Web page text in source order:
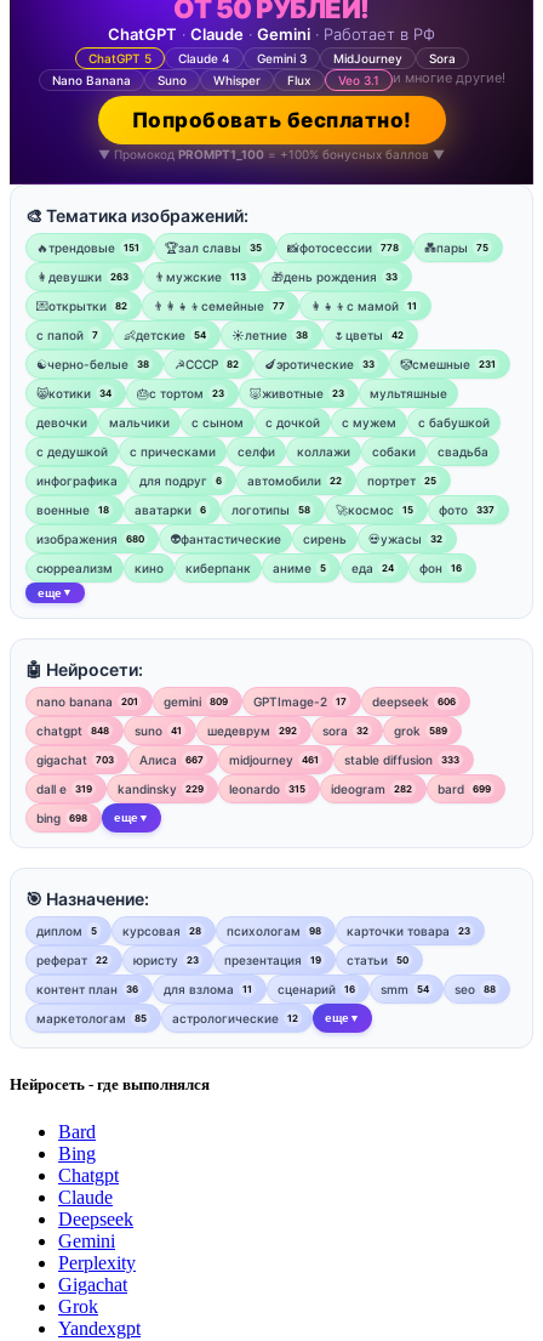
ОТ 50 РУБЛЕЙ!
ChatGPT · Claude · Gemini · Работает в РФ
ChatGPT 5 Claude 4 Gemini 3 MidJourney
Sora
Nano Banana
Suno Whisper Flux Veo 3.1 и многие другие!
Попробовать бесплатно!
▼ Промокод PROMPT1_100 = +100% бонусных баллов ▼
🎨 Тематика изображений:
🔥трендовые 151 🏆зал славы 35 📸фотосессии 778 💑пары 75
👩девушки 263 👨мужские 113 🎁день рождения 33
💌открытки 82 👨‍👩‍👧‍👦семейные 77 👩‍👧‍👦с мамой 11
‍с папой 7 👶детские 54 ☀️летние 38 🌷цветы 42
☯︎черно-белые 38 ☭СССР 82 🍆эротические 33 🤡смешные 231
😸котики 34 🎂с тортом 23 🐷животные 23
мультяшные
девочки
мальчики с сыном с дочкой с мужем
с бабушкой
с дедушкой
с прическами селфи коллажи собаки
свадьба
инфографика
для подруг 6 автомобили 22 портрет 25
военные 18 аватарки 6 логотипы 58 🚀космос 15 фото 337
изображения 680 👽фантастические сирень 💀ужасы 32
сюрреализм кино киберпанк аниме 5 еда 24 фон 16
еще ▼
🤖 Нейросети:
nano banana 201 gemini 809 GPTImage-2 17 deepseek 606
chatgpt 848 suno 41 шедеврум 292 sora 32 grok 589
gigachat 703 Алиса 667 midjourney 461 stable diffusion 333
dall e 319 kandinsky 229 leonardo 315 ideogram 282 bard 699
bing 698 еще ▼
🎯 Назначение:
диплом 5 курсовая 28 психологам 98 карточки товара 23
реферат 22 юристу 23 презентация 19 статьи 50
контент план 36 для взлома 11 сценарий 16 smm 54 seo 88
маркетологам 85 астрологические 12 еще ▼
Нейросеть - где выполнялся
Bard
Bing
Chatgpt
Claude
Deepseek
Gemini
Perplexity
Gigachat
Grok
Yandexgpt